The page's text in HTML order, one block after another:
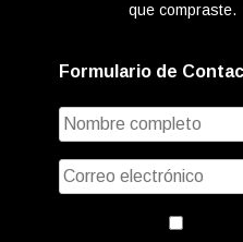
que compraste.
Formulario de